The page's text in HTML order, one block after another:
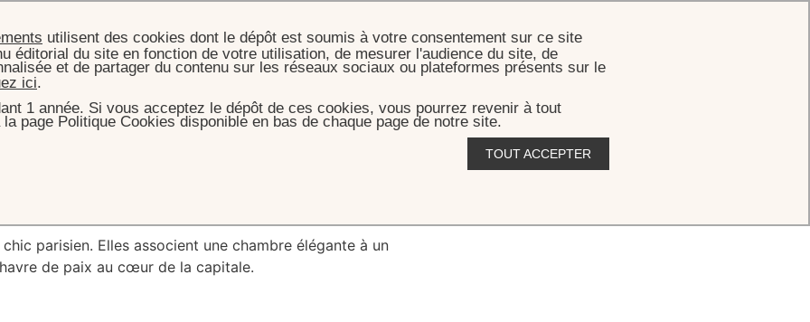
parisien. Elles associent une chambre élégante à un
de paix au cœur de la capitale.
utilisent des cookies dont le dépôt est soumis à votre consentement sur ce site
éditorial du site en fonction de votre utilisation, de mesurer l'audience du site, de
et de partager du contenu sur les réseaux sociaux ou plateformes présents sur le
ici.
1 année. Si vous acceptez le dépôt de ces cookies, vous pourrez revenir à tout
page Politique Cookies disponible en bas de chaque page de notre site.
TOUT ACCEPTER